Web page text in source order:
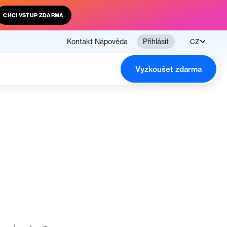
CHCI VSTUP ZDARMA
Kontakt Nápověda Přihlásit CZ
Vyzkoušet zdarma